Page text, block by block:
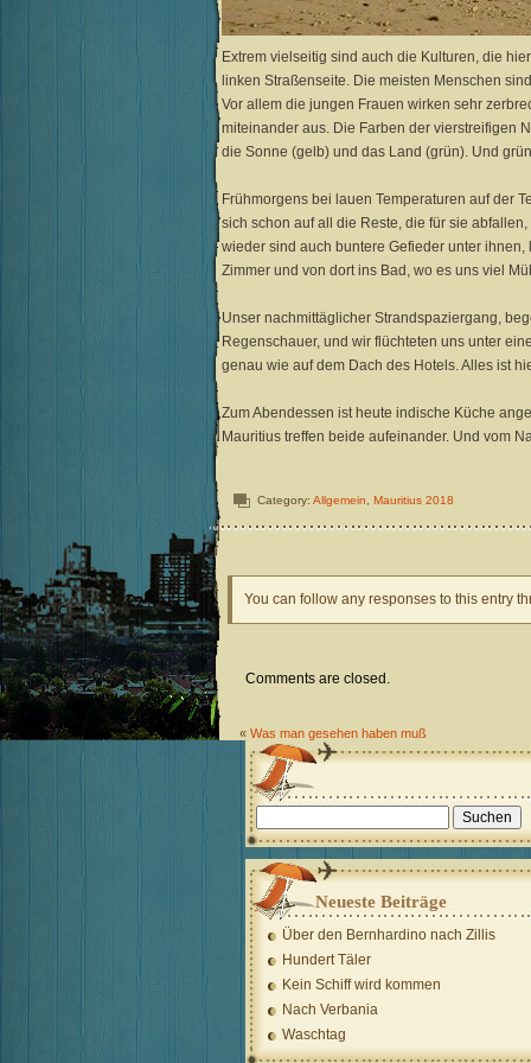
Extrem vielseitig sind auch die Kulturen, die
linken Straßenseite. Die meisten Menschen
Vor allem die jungen Frauen wirken sehr
miteinander aus. Die Farben der vierstreifigen
die Sonne (gelb) und das Land (grün). Und
Frühmorgens bei lauen Temperaturen auf der
sich schon auf all die Reste, die für sie
wieder sind auch buntere Gefieder unter
Zimmer und von dort ins Bad, wo es uns viel
Unser nachmittäglicher Strandspaziergang,
Regenschauer, und wir flüchteten uns unter
genau wie auf dem Dach des Hotels. Alles ist
Zum Abendessen ist heute indische Küche
Mauritius treffen beide aufeinander. Und vom
Category: Allgemein Mauritius 2018
You can follow any responses to this entry
Comments are closed.
« Was man gesehen haben muß
Suchen
nach:
Neueste Beiträge
Über den Bernhardino nach Zillis
Hundert Täler
Kein Schiff wird kommen
Nach Verbania
Waschtag